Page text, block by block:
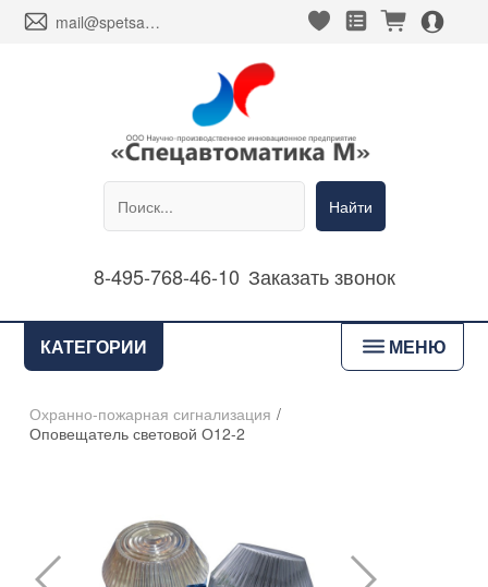
envelope mail@spetsavtomatika-m.ru heart_fill square_favorites_fill cart_fill person_alt_circle_fill
Найти
8-495-768-46-10 Заказать звонок
КАТЕГОРИИ bars МЕНЮ
Охранно-пожарная сигнализация /
Оповещатель световой О12-2